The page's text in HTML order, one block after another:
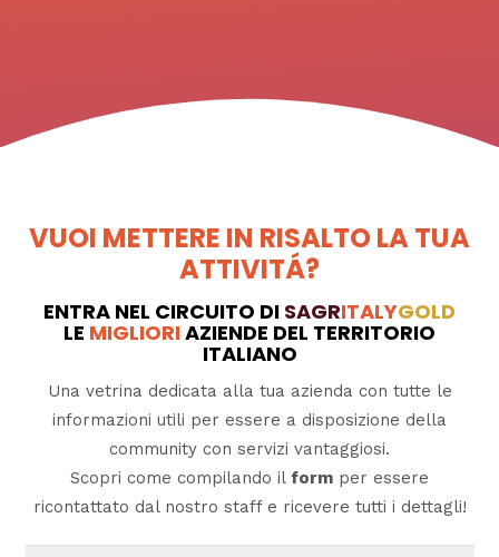
VUOI METTERE IN RISALTO LA TUA
ATTIVITÁ?
ENTRA NEL CIRCUITO DI SAGRITALYGOLD
LE MIGLIORIAZIENDE DEL TERRITORIO
ITALIANO
Una vetrina dedicata alla tua azienda con tutte le
informazioni utili per essere a disposizione della
community con servizi vantaggiosi.
Scopri come compilando il form per essere
ricontattato dal nostro staff e ricevere tutti i dettagli!